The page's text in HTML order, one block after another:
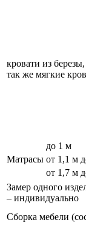
кровати из
так же мягкие
Матрасы
до 1 м
от 1,1 м
от 1,7 м
Замер одного
– индивидуально
Сборка мебели